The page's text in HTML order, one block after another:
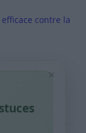
contre la
simple +
×